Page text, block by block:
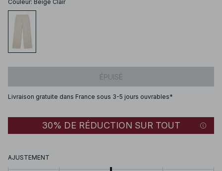
Couleur: Beige Clair
ÉPUISÉ
Livraison gratuite dans France sous 3-5 jours ouvrables*
30% DE RÉDUCTION SUR TOUT
AJUSTEMENT